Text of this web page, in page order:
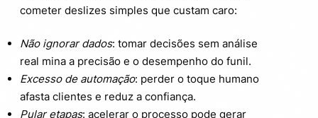
cometer deslizes simples que custam caro:
Não ignorar dados: tomar decisões sem análise
real mina a precisão e o desempenho do funil.
Excesso de automação: perder o toque humano
afasta clientes e reduz a confiança.
Pular etapas: acelerar o processo pode gerar